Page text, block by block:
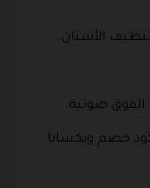
الأسنان.
صوتية.
خصم ويكسانا.